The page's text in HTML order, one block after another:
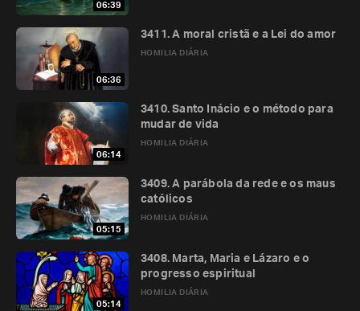
06:39
06:36
HOMILIA DIÁRIA
3411. A moral cristã e a Lei do amor
06:14
HOMILIA DIÁRIA
3410. Santo Inácio e o método para
mudar de vida
05:15
HOMILIA DIÁRIA
3409. A parábola da rede e os maus
católicos
05:14
HOMILIA DIÁRIA
3408. Marta, Maria e Lázaro e o
progresso espiritual